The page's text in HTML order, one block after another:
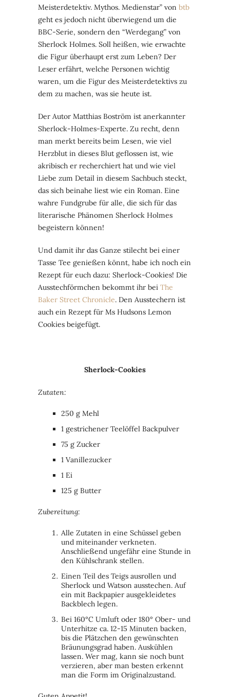
Meisterdetektiv. Mythos. Medienstar” von btb
geht es jedoch nicht überwiegend um die
BBC-Serie, sondern den “Werdegang” von
Sherlock Holmes. Soll heißen, wie erwachte
die Figur überhaupt erst zum Leben? Der
Leser erfährt, welche Personen wichtig
waren, um die Figur des Meisterdetektivs zu
dem zu machen, was sie heute ist.
Der Autor Matthias Boström ist anerkannter
Sherlock-Holmes-Experte. Zu recht, denn
man merkt bereits beim Lesen, wie viel
Herzblut in dieses Blut geflossen ist, wie
akribisch er recherchiert hat und wie viel
Liebe zum Detail in diesem Sachbuch steckt,
das sich beinahe liest wie ein Roman. Eine
wahre Fundgrube für alle, die sich für das
literarische Phänomen Sherlock Holmes
begeistern können!
Und damit ihr das Ganze stilecht bei einer
Tasse Tee genießen könnt, habe ich noch ein
Rezept für euch dazu: Sherlock-Cookies! Die
Ausstechförmchen bekommt ihr bei The
Baker Street Chronicle. Den Ausstechern ist
auch ein Rezept für Ms Hudsons Lemon
Cookies beigefügt.
Sherlock-Cookies
Zutaten:
250 g Mehl
1 gestrichener Teelöffel Backpulver
75 g Zucker
1 Vanillezucker
1 Ei
125 g Butter
Zubereitung:
Alle Zutaten in eine Schüssel geben
und miteinander verkneten.
Anschließend ungefähr eine Stunde in
den Kühlschrank stellen.
Einen Teil des Teigs ausrollen und
Sherlock und Watson ausstechen. Auf
ein mit Backpapier ausgekleidetes
Backblech legen.
Bei 160°C Umluft oder 180° Ober- und
Unterhitze ca. 12-15 Minuten backen,
bis die Plätzchen den gewünschten
Bräunungsgrad haben. Auskühlen
lassen. Wer mag, kann sie noch bunt
verzieren, aber man besten erkennt
man die Form im Originalzustand.